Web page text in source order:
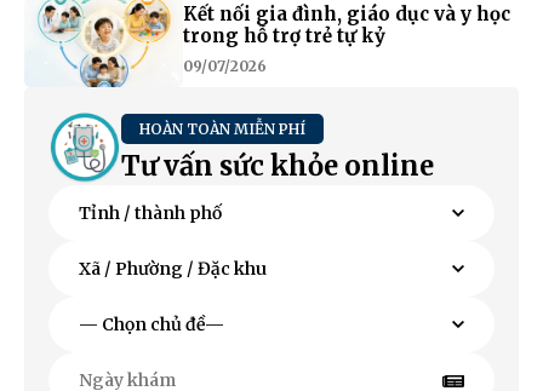
Kết nối gia đình, giáo dục và y học
trong hỗ trợ trẻ tự kỷ
09/07/2026
HOÀN TOÀN MIỄN PHÍ
Tư vấn sức khỏe online